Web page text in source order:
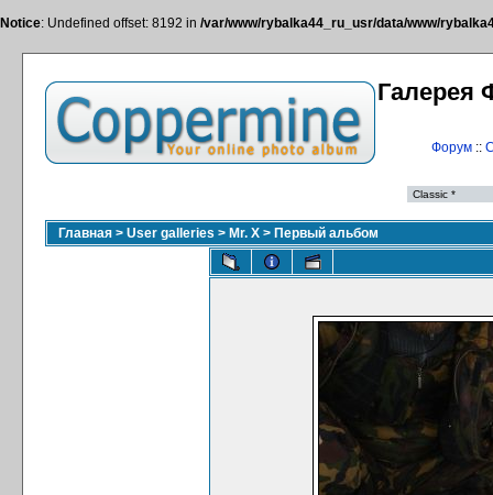
Notice: Undefined offset: 8192 in /var/www/rybalka44_ru_usr/data/www/
Галерея
Форум::
Главная > User galleries > Mr. X > Первый альбом